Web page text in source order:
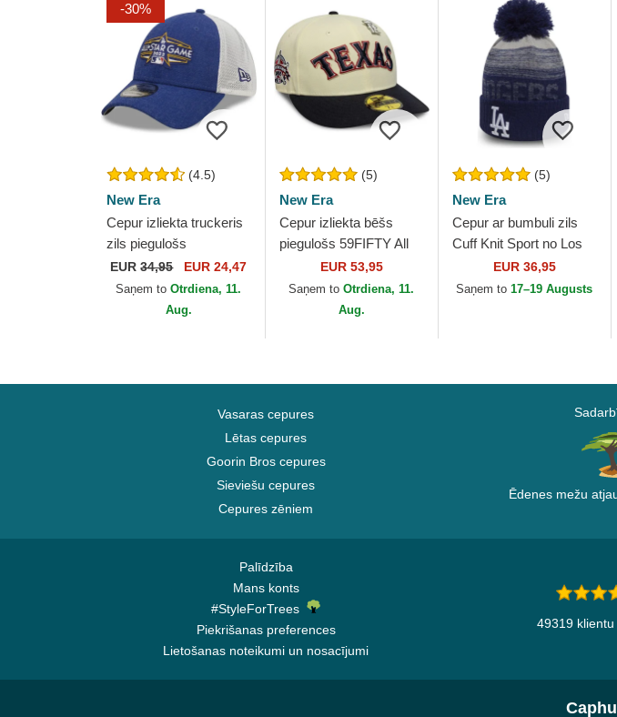
-30%
(4.5)
New Era
Cepur izliekta truckeris
zils piegulošs
39THIRTY All Star
Game no Los Angeles
Dodgers MLB no New
EUR34,95 EUR 24,47
Saņem toOtrdiena, 11.
Aug.
(5)
New Era
Cepur izliekta bēšs
piegulošs 59FIFTY All
Star Game Pin no
Texas Rangers MLB no
EUR 53,95
Saņem toOtrdiena, 11.
Aug.
(5)
New Era
Cepur ar bumbuli zils
Cuff Knit Sport no Los
Angeles Dodgers MLB
no New Era
EUR 36,95
Saņem to17–19 Augusts
Vasaras cepures
Lētas cepures
Goorin Bros cepures
Sieviešu cepures
Cepures zēniem
Ēdenes mežu
Palīdzība
Mans konts
#StyleForTrees
Piekrišanas preferences
Lietošanas noteikumi un nosacījumi
49319